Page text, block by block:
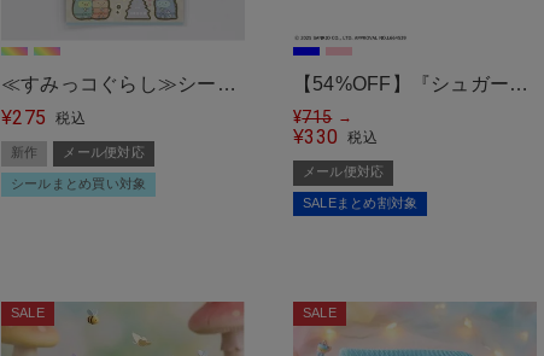
≪すみっコぐらし≫シール/
ステッカー＜メール便対応
＞
¥275 税込
新作 メール便対応
シールまとめ買い対象
【54%OFF】『シュガーバ
ニーズ』シール帳＜メール
¥715 →
¥330 税込
メール便対応
SALEまとめ割対象
SALE SALE